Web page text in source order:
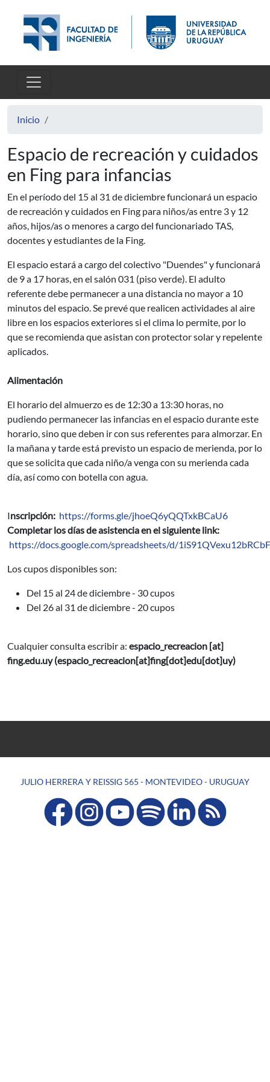
Inicio
Espacio de recreación y cuidados
en Fing para infancias
En el período del 15 al 31 de diciembre funcionará un espacio
de recreación y cuidados en Fing para niños/as entre 3 y 12
años, hijos/as o menores a cargo del funcionariado TAS,
docentes y estudiantes de la Fing.
El espacio estará a cargo del colectivo "Duendes" y funcionará
de 9 a 17 horas, en el salón 031 (piso verde). El adulto
referente debe permanecer a una distancia no mayor a 10
minutos del espacio. Se prevé que realicen actividades al aire
libre en los espacios exteriores si el clima lo permite, por lo
que se recomienda que asistan con protector solar y repelente
aplicados.
Alimentación
El horario del almuerzo es de 12:30 a 13:30 horas, no
pudiendo permanecer las infancias en el espacio durante este
horario, sino que deben ir con sus referentes para almorzar. En
la mañana y tarde está previsto un espacio de merienda, por lo
que se solicita que cada niño/a venga con su merienda cada
día, así como con botella con agua.
Inscripción: https://forms.gle/jhoeQ6yQQTxkBCaU6
Completar los días de asistencia en el siguiente link:
https://docs.google.com/spreadsheets/d/
Los cupos disponibles son:
Del 15 al 24 de diciembre - 30 cupos
Del 26 al 31 de diciembre - 20 cupos
Cualquier consulta escribir a: espacio_recreacion [at]
fing.edu.uy(espacio_recreacion[at]fing[dot]edu[dot]uy)
JULIO HERRERA Y REISSIG 565 - MONTEVIDEO - URUGUAY